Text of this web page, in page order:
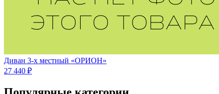
Диван 3-х местный «ОРИОН»
27 440 ₽